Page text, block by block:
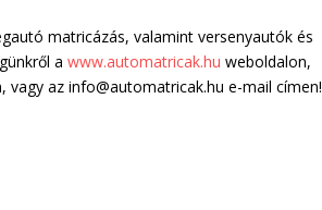
matricázás, valamint versenyautók és
awww.automatricak.hu weboldalon,
az info@automatricak.hu e-mail címen!